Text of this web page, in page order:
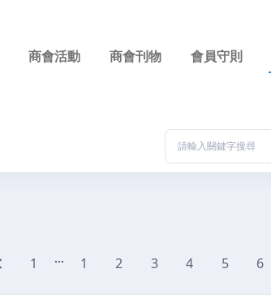
商會活動 商會刊物 會員守則
1 ... 1 2 3 4 5 6